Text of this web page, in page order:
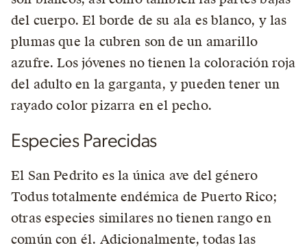
del cuerpo. El borde de su ala es blanco, y las
plumas que la cubren son de un amarillo
azufre. Los jóvenes no tienen la coloración roja
del adulto en la garganta, y pueden tener un
rayado color pizarra en el pecho.
Especies Parecidas
El San Pedrito es la única ave del género
Todus totalmente endémica de Puerto Rico;
otras especies similares no tienen rango en
común con él. Adicionalmente, todas las